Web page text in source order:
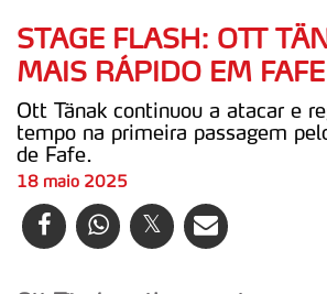
STAGE FLASH: OTT
MAIS RÁPIDO EM FAFE
Ott Tänak continuou a atacar e
tempo na primeira passagem
de Fafe.
18 maio 2025